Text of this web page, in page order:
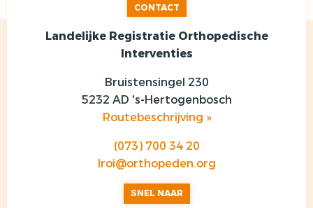
CONTACT
Landelijke Registratie Orthopedische
Interventies
Bruistensingel 230
5232 AD 's-Hertogenbosch
Routebeschrijving »
(073) 700 34 20
lroi@orthopeden.org
SNEL NAAR